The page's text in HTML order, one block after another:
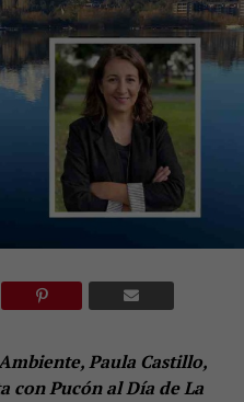
Paula Castillo,
con Pucón al Día de La